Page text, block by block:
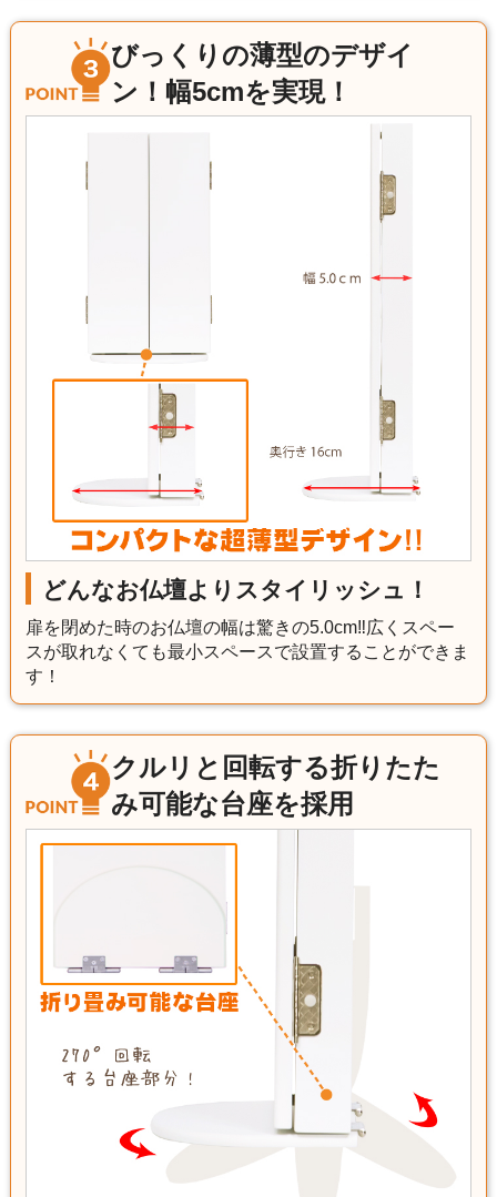
びっくりの薄型のデザイ
ン！幅5cmを実現！
どんなお仏壇よりスタイリッシュ！
扉を閉めた時のお仏壇の幅は驚きの5.0cm‼広くスペー
スが取れなくても最小スペースで設置することができま
す！
クルリと回転する折りたた
み可能な台座を採用